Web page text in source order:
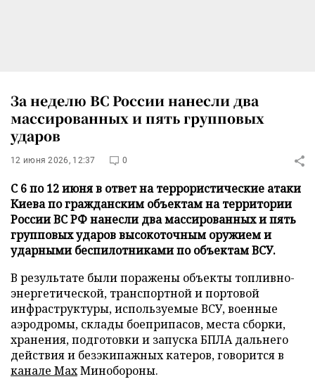
За неделю ВС России нанесли два
массированных и пять групповых
ударов
12 июня 2026, 12:37 0
С 6 по 12 июня в ответ на террористические атаки
Киева по гражданским объектам на территории
России ВС РФ нанесли два массированных и пять
групповых ударов высокоточным оружием и
ударными беспилотниками по объектам ВСУ.
В результате были поражены объекты топливно-
энергетической, транспортной и портовой
инфраструктуры, используемые ВСУ, военные
аэродромы, склады боеприпасов, места сборки,
хранения, подготовки и запуска БПЛА дальнего
действия и безэкипажных катеров, говорится в
канале MaxМинобороны.